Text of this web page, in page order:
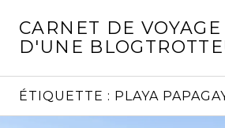
contenu
CARNET DE VOYAGE
D'UNE
ÉTIQUETTE : PLAYA